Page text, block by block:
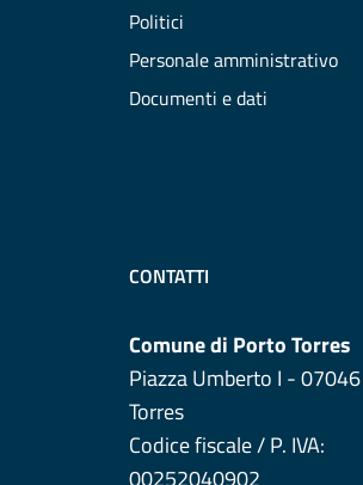
Politici
Personale amministrativo
Documenti e dati
CONTATTI
Comune di Porto Torres
Piazza Umberto I -
Torres
Codice fiscale / P. IVA: